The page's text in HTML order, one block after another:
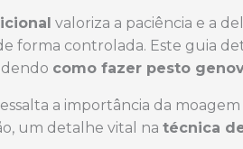
valoriza a paciência e a
forma controlada. Este guia
como fazer pesto
a importância da
um detalhe vital na técnica